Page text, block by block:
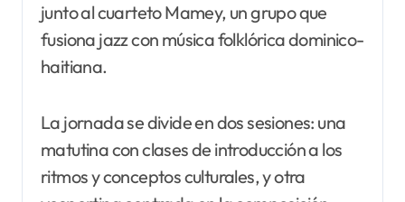
junto al cuarteto Mamey, un grupo que
fusiona jazz con música folklórica dominico-
haitiana.
La jornada se divide en dos sesiones: una
matutina con clases de introducción a los
ritmos y conceptos culturales, y otra